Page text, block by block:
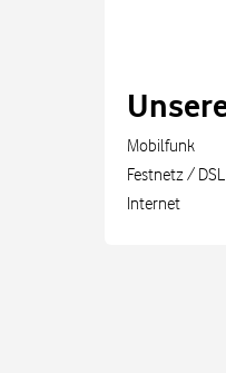
Mobilfunk
Festnetz / DSL
Internet